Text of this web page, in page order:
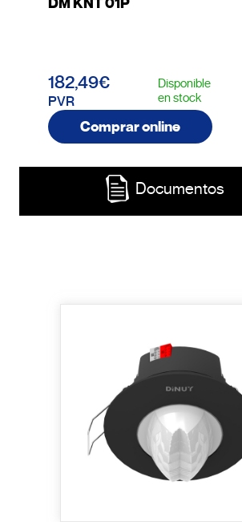
182,49€
PVR
Disponible
en stock
Comprar online
Documentos